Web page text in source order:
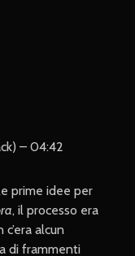
– 04:42
prime idee per
, il processo era
alcun
di frammenti